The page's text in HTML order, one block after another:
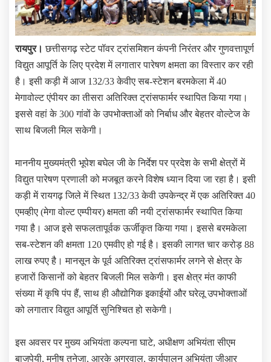
रायपुर।छत्तीसगढ़ स्टेट पॉवर ट्रांसमिशन कंपनी निरंतर और गुणवत्तापूर्ण
विद्युत आपूर्ति के लिए प्रदेश में लगातार पारेषण क्षमता का विस्तार कर रही
है। इसी कड़ी में आज 132/33 केवीए सब-स्टेशन बरमकेला में 40
मेगावोल्ट एंपीयर का तीसरा अतिरिक्त ट्रांसफार्मर स्थापित किया गया।
इससे वहां के 300 गांवों के उपभोक्ताओं को निर्बाध और बेहतर वोल्टेज के
साथ बिजली मिल सकेगी।
माननीय मुख्यमंत्री भूपेश बघेल जी के निर्देश पर प्रदेश के सभी क्षेत्रों में
विद्युत पारेषण प्रणाली को मजबूत करने विशेष ध्यान दिया जा रहा है। इसी
कड़ी में रायगढ़ जिले में स्थित 132/33 केवी उपकेन्द्र में एक अतिरिक्त 40
एमव्हीए (मेगा वोल्ट एम्पीयर) क्षमता की नयी ट्रांसफार्मर स्थापित किया
गया है। आज इसे सफलतापूर्वक ऊर्जीकृत किया गया। इससे बरमकेला
सब-स्टेशन की क्षमता 120 एमवीए हो गई है। इसकी लागत चार करोड़ 88
लाख रुपए है। मानसून के पूर्व अतिरिक्त ट्रांसफार्मर लगने से क्षेत्र के
हजारों किसानों को बेहतर बिजली मिल सकेगी। इस क्षेत्र मंत काफी
संख्या में कृषि पंप हैं, साथ ही औद्योगिक इकाईयों और घरेलू उपभोक्ताओं
को लगातार विद्युत आपूर्ति सुनिश्चित हो सकेगी।
इस अवसर पर मुख्य अभियंता कल्पना घाटे, अधीक्षण अभियंता सीएम
बाजपेयी, मनीष तनेजा, आरके अग्रवाल, कार्यपालन अभियंता जीआर